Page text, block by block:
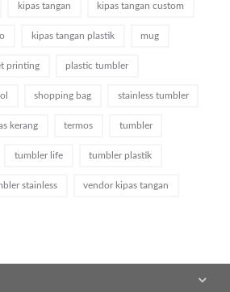
kipas tangan kipas tangan custom
kipas tangan plastik mug
printing plastic tumbler
shopping bag stainless tumbler
kerang termos tumbler
tumbler life tumbler plastik
stainless vendor kipas tangan